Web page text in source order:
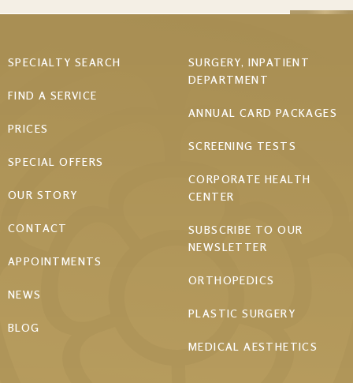
Footer
SPECIALTY SEARCH
FIND A SERVICE
PRICES
SPECIAL OFFERS
OUR STORY
CONTACT
APPOINTMENTS
NEWS
BLOG
SURGERY, INPATIENT
DEPARTMENT
ANNUAL CARD PACKAGES
SCREENING TESTS
CORPORATE HEALTH
CENTER
SUBSCRIBE TO OUR
NEWSLETTER
ORTHOPEDICS
PLASTIC SURGERY
MEDICAL AESTHETICS